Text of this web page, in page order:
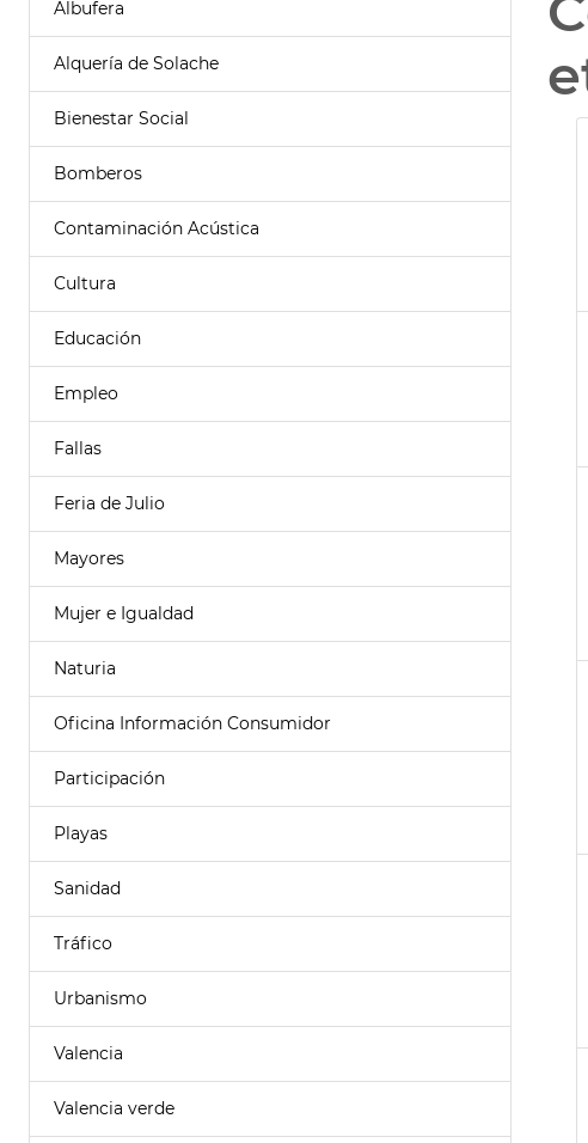
Albufera
Alquería de Solache
Bienestar Social
Bomberos
Contaminación Acústica
Cultura
Educación
Empleo
Fallas
Feria de Julio
Mayores
Mujer e Igualdad
Naturia
Oficina Información Consumidor
Participación
Playas
Sanidad
Tráfico
Urbanismo
Valencia
Valencia verde